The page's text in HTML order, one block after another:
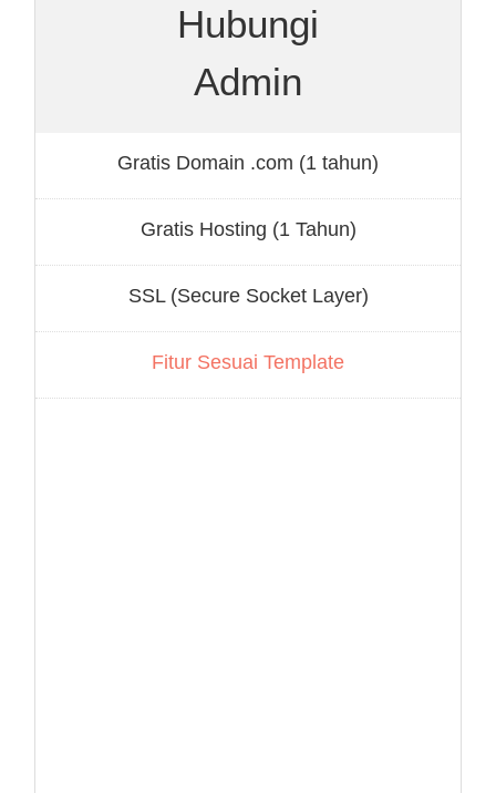
Hubungi
Admin
Gratis Domain .com (1 tahun)
Gratis Hosting (1 Tahun)
SSL (Secure Socket Layer)
Fitur Sesuai Template